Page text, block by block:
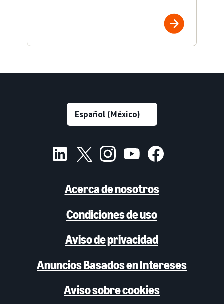
Acerca de nosotros
Condiciones de uso
Aviso de privacidad
Anuncios Basados en Intereses
Aviso sobre cookies